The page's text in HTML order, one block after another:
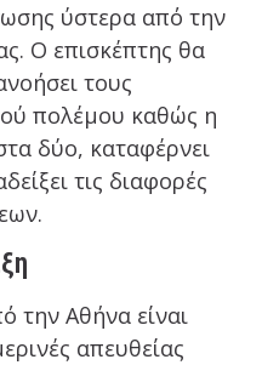
ύστερα από την
Ο επισκέπτης θα
τους
πολέμου καθώς η
δύο, καταφέρνει
τις διαφορές
την Αθήνα είναι
απευθείας